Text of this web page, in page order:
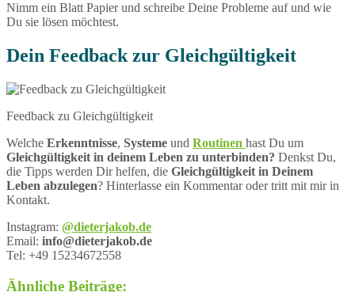
Nimm ein Blatt Papier und schreibe Deine Probleme auf und wie
Du sie lösen möchtest.
Dein Feedback zur Gleichgültigkeit
Feedback zu Gleichgültigkeit
Welche Erkenntnisse, Systeme und Routinen hast Du um
Gleichgültigkeit in deinem Leben zu unterbinden? Denkst Du,
die Tipps werden Dir helfen, die Gleichgültigkeit in Deinem
Leben abzulegen? Hinterlasse ein Kommentar oder tritt mit mir in
Kontakt.
Instagram: @dieterjakob.de
Email: info@dieterjakob.de
Tel: +49 15234672558
Ähnliche Beiträge: